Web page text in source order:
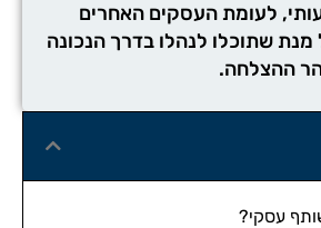
לעומת העסקים האחרים
מנת שתוכלו לנהלו בדרך הנכונה
ההצלחה.
עסקי?